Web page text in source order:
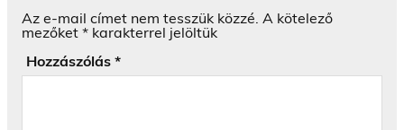
Az e-mail címet nem tesszük közzé. A kötelező
mezőket * karakterrel jelöltük
Hozzászólás *